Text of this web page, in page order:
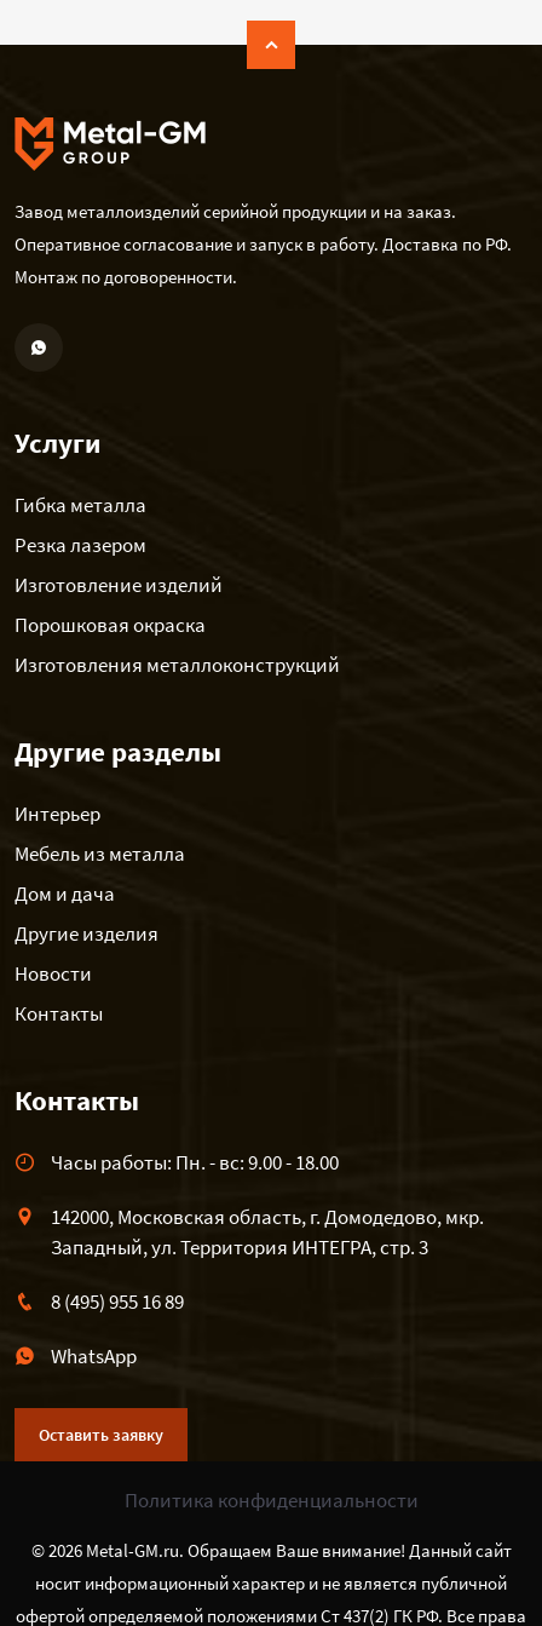
Завод металлоизделий серийной продукции и на заказ.
Оперативное согласование и запуск в работу. Доставка по РФ.
Монтаж по договоренности.
Услуги
Гибка металла
Резка лазером
Изготовление изделий
Порошковая окраска
Изготовления металлоконструкций
Другие разделы
Интерьер
Мебель из металла
Дом и дача
Другие изделия
Новости
Контакты
Контакты
Часы работы: Пн. - вс: 9.00 - 18.00
142000, Московская область, г. Домодедово, мкр.
Западный, ул. Территория ИНТЕГРА, стр. 3
8 (495) 955 16 89
WhatsApp
Оставить заявку
Политика конфиденциальности
© 2026 Metal-GM.ru. Обращаем Ваше внимание! Данный сайт
носит информационный характер и не является публичной
офертой определяемой положениями Ст 437(2) ГК РФ. Все права